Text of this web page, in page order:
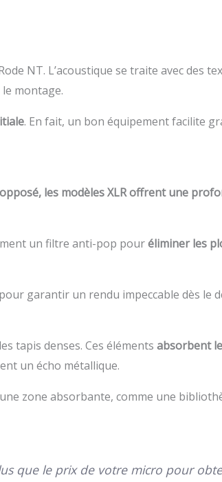
NT. L’acoustique se traite avec des
montage.
. En fait, un bon équipement facilite
les modèles XLR offrent une
un filtre anti-pop pouréliminer les
garantir un rendu impeccable dès le
tapis denses. Ces éléments absorbent
un écho métallique.
zone absorbante, comme une
que le prix de votre micro pour